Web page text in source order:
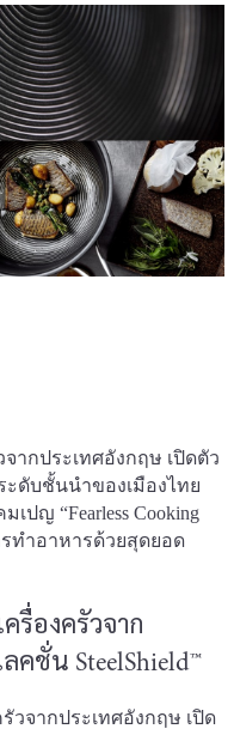
ากประเทศอังกฤษ เปิดตัว
ะดับชั้นนำของเมืองไทย
ปญ “Fearless Cooking
ทำอาหารด้วยสุดยอด
รื่องครัวจาก
คชั่น SteelShield™